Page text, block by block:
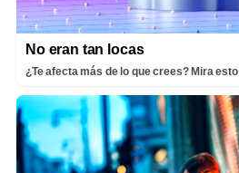
No eran tan locas
¿Te afecta más de lo que crees? Mira esto